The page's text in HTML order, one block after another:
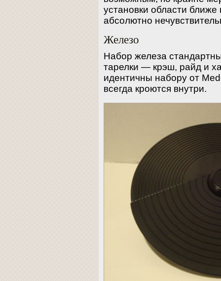
установки области
абсолютно
Железо
Набор железа
тарелки — крэш, райд и
идентичны набору от
всегда кроются внутри.